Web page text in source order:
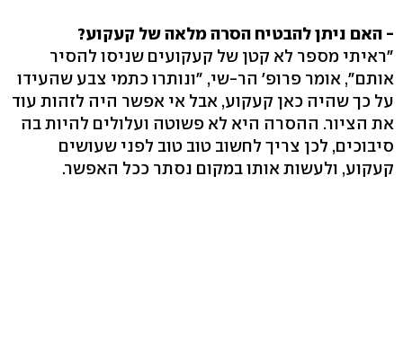
- האם ניתן להבטיח הסרה מלאה של קעקוע?
"ראיתי מספר לא קטן של קעקועים שניסו להסיר
אותם", אומר פרופ' הר-שי, "ונותרו כתמי צבע שהעידו
על כך שהיה כאן קעקוע, אבל אי אפשר היה לזהות עוד
את הציור. ההסרה היא לא פשוטה ועלולים להיות בה
סיבוכים, לכן צריך לחשוב טוב טוב לפני שעושים
קעקוע, ולעשות אותו במקום נסתר ככל האפשר.